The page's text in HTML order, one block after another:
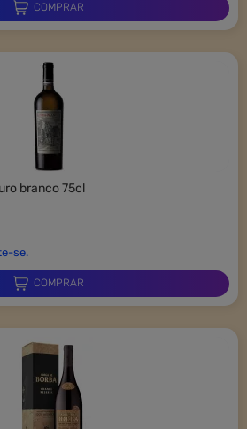
COMPRAR
branco 75cl
se.
COMPRAR